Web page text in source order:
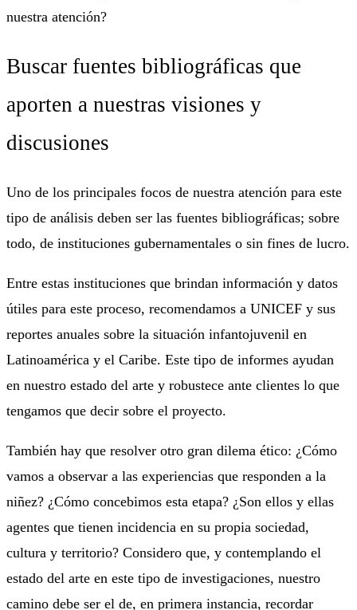
nuestra atención?
Buscar fuentes bibliográficas que
aporten a nuestras visiones y
discusiones
Uno de los principales focos de nuestra atención para este
tipo de análisis deben ser las fuentes bibliográficas; sobre
todo, de instituciones gubernamentales o sin fines de lucro.
Entre estas instituciones que brindan información y datos
útiles para este proceso, recomendamos a UNICEF y sus
reportes anuales sobre la situación infantojuvenil en
Latinoamérica y el Caribe. Este tipo de informes ayudan
en nuestro estado del arte y robustece ante clientes lo que
tengamos que decir sobre el proyecto.
También hay que resolver otro gran dilema ético: ¿Cómo
vamos a observar a las experiencias que responden a la
niñez? ¿Cómo concebimos esta etapa? ¿Son ellos y ellas
agentes que tienen incidencia en su propia sociedad,
cultura y territorio? Considero que, y contemplando el
estado del arte en este tipo de investigaciones, nuestro
camino debe ser el de, en primera instancia, recordar